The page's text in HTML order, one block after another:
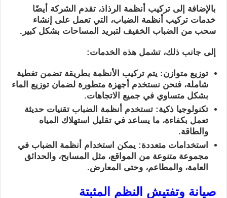
بالإضافة إلى تركيب أنظمة الرذاذ، تقدم الشركة أيضًا
خدمات تركيب أنظمة الضباب، التي تعمل على إنشاء
سحب من الضباب الخفيف لتبريد المساحات بشكل كبير.
إلى جانب ذلك، تشمل هذه الخدمات:
توزيع متوازن: يتم تركيب الأنظمة بطريقة تضمن تغطية
شاملة، فنحن نستخدم أجهزة متطورة لضمان توزيع الماء
بشكل متساوي في جميع الاتجاهات.
تكنولوجيا ذكية: تستخدم أنظمة الضباب تقنيات حديثة
تعمل بكفاءة، ما يساعد في تقليل استهلاك المياه
والطاقة.
استخدامات متعددة: يمكن استخدام أنظمة الضباب في
مجموعة متنوعة من المواقع، مثل المسابح، والحدائق
العامة، والمطاعم، وحتى المعارض.
صيانة وتفتيش النظم المثبتة